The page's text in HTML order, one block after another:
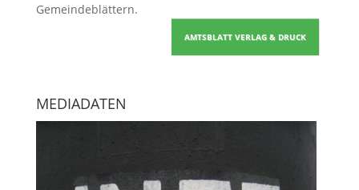
Gemeindeblättern.
AMTSBLATT VERLAG & DRUCK
MEDIADATEN